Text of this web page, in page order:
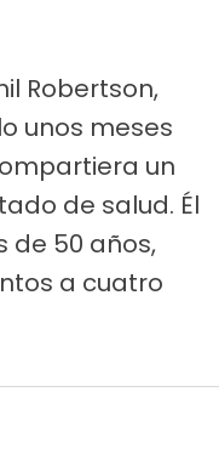
Robertson,
unos meses
un
de salud. Él
de 50 años,
a cuatro